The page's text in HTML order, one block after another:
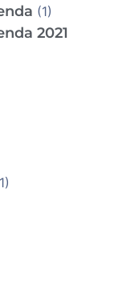
(1)
2021